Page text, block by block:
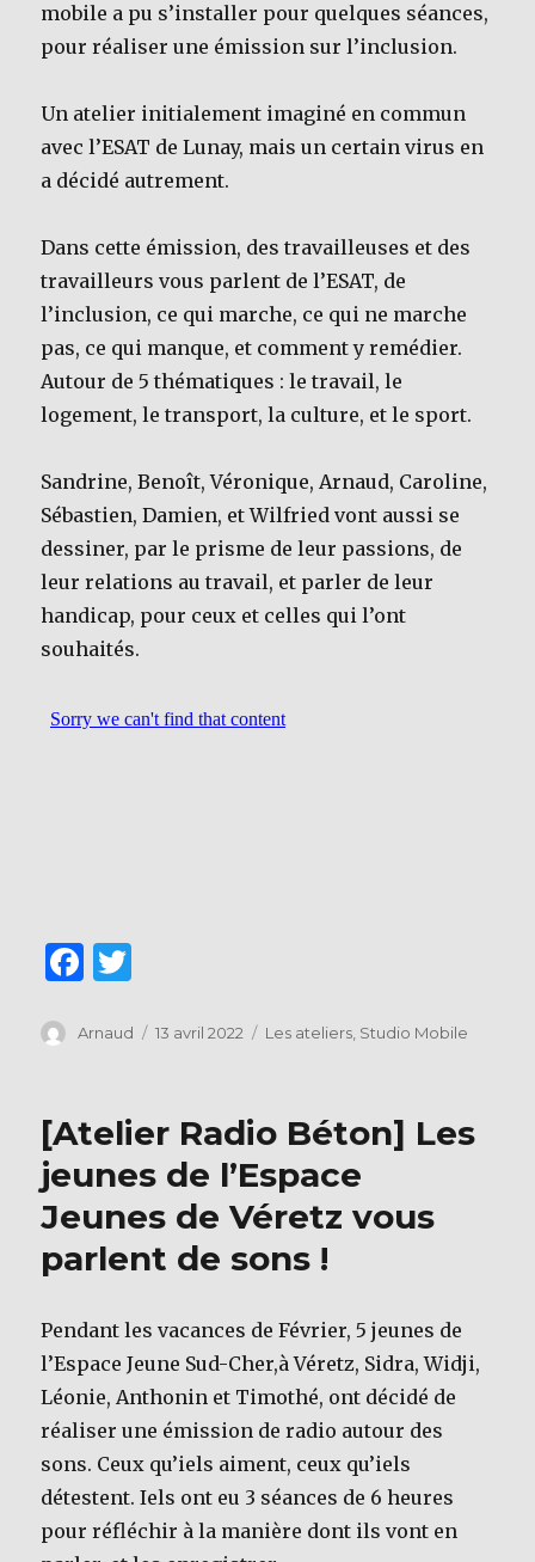
mobile a pu s’installer pour quelques séances,
pour réaliser une émission sur l’inclusion.
Un atelier initialement imaginé en commun
avec l’ESAT de Lunay, mais un certain virus en
a décidé autrement.
Dans cette émission, des travailleuses et des
travailleurs vous parlent de l’ESAT, de
l’inclusion, ce qui marche, ce qui ne marche
pas, ce qui manque, et comment y remédier.
Autour de 5 thématiques : le travail, le
logement, le transport, la culture, et le sport.
Sandrine, Benoît, Véronique, Arnaud, Caroline,
Sébastien, Damien, et Wilfried vont aussi se
dessiner, par le prisme de leur passions, de
leur relations au travail, et parler de leur
handicap, pour ceux et celles qui l’ont
souhaités.
F
c
b
o
o
k
it
r
Auteur
Arnaud
Publié
13 avril 2022 Catégories
Les ateliers Studio Mobile
[Atelier Radio Béton] Les
jeunes de l’Espace
Jeunes de Véretz vous
parlent de sons !
Pendant les vacances de Février, 5 jeunes de
l’Espace Jeune Sud-Cher,à Véretz, Sidra, Widji,
Léonie, Anthonin et Timothé, ont décidé de
réaliser une émission de radio autour des
sons. Ceux qu’iels aiment, ceux qu’iels
détestent. Iels ont eu 3 séances de 6 heures
pour réfléchir à la manière dont ils vont en